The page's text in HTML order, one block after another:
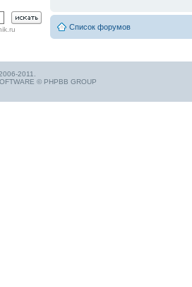
Список форумов
2011.
© PHPBB GROUP